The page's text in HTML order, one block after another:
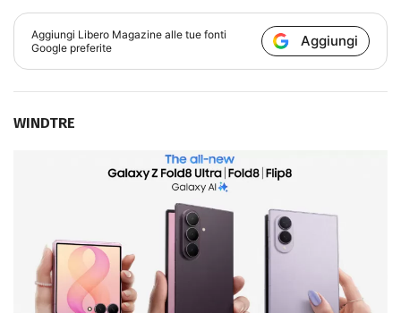
Aggiungi Libero Magazine alle tue fonti
Google preferite
Aggiungi
WINDTRE